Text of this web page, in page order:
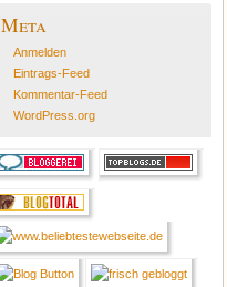
Meta
Anmelden
Eintrags-Feed
Kommentar-Feed
WordPress.org